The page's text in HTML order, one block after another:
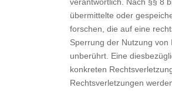
verantwortlich. Nach §§ 8
übermittelte oder
forschen, die auf eine
Sperrung der Nutzung
unberührt. Eine
konkreten
Rechtsverletzungen